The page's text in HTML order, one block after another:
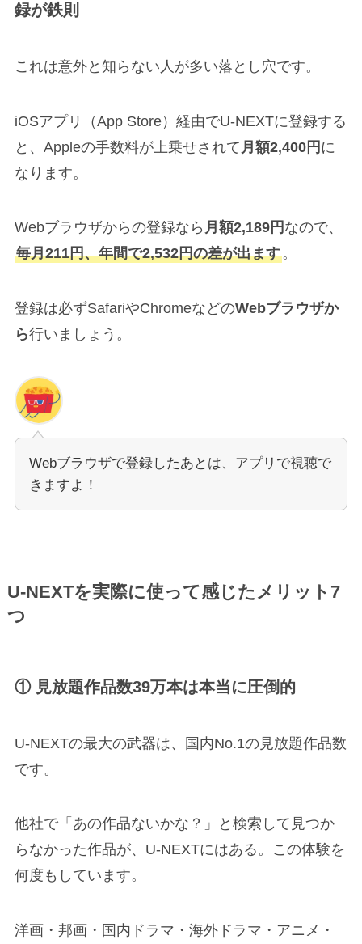
録が鉄則
これは意外と知らない人が多い落とし穴です。
iOSアプリ（App Store）経由でU-NEXTに登録する
と、Appleの手数料が上乗せされて 月額2,400円 に
なります。
Webブラウザからの登録なら 月額2,189円 なので、
毎月211円、年間で2,532円の差が出ます。
登録は必ずSafariやChromeなどのWebブラウザか
ら行いましょう。
Webブラウザで登録したあとは、アプリで視聴で
きますよ！
U-NEXTを実際に使って感じたメリット7
つ
① 見放題作品数39万本は本当に圧倒的
U-NEXTの最大の武器は、国内No.1の見放題作品数
です。
他社で「あの作品ないかな？」と検索して見つか
らなかった作品が、U-NEXTにはある。この体験を
何度もしています。
洋画・邦画・国内ドラマ・海外ドラマ・アニメ・